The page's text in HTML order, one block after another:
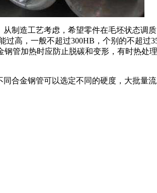
造工艺考虑，希望零件在毛坯状态调
高，一般不超过300HB，个别的不超过
管加热时应防止脱碳和变形，有时热处
金钢管可以选定不同的硬度，大批量